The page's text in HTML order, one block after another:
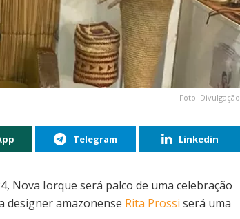
Foto: Divulgação
Telegram Linkedin
Nova Iorque será palco de uma celebração
designer amazonense Rita Prossi será uma